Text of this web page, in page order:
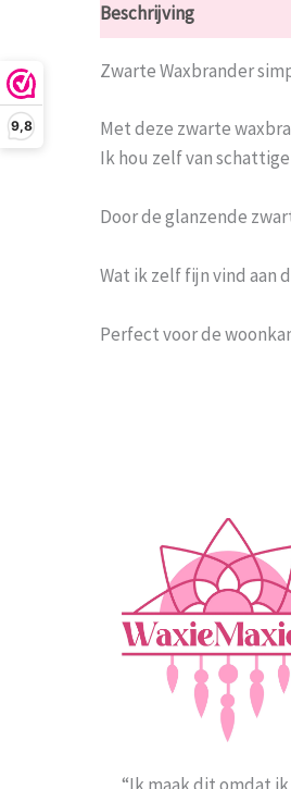
9,8
Beschrijving
Zwarte Waxbrander
Met deze zwarte
Ik hou zelf van
Door de glanzende
Wat ik zelf fijn vind aan
Perfect voor de